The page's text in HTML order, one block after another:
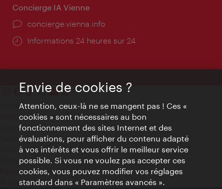
Concierge IA Vienne
Ort:
concierge.vienna.info
Öffnungszeiten:
Informations 24 heures sur 24
Contact
Mentions obligatoires
Charte sur le respect de la vie privée
Terms of Use
Accessibilité
Contact presse
Paramètres de cookies
© Copyright WienTourismus
Envie de cookies ?
Attention, ceux-là ne se mangent pas ! Ces «
cookies » sont nécessaires au bon
fonctionnement des sites Internet et des
évaluations, pour afficher du contenu adapté
à vos intérêts et vous offrir le meilleur service
possible. Si vous ne voulez pas accepter ces
cookies, vous pouvez modifier vos réglages
standard dans « Paramètres avancés ».